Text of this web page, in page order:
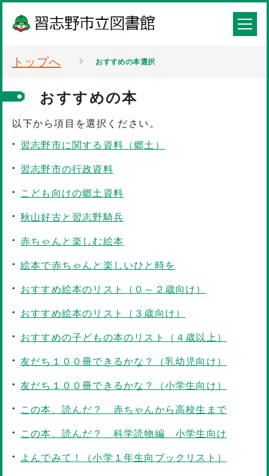
トップへ おすすめの本選択
おすすめの本
以下から項目を選択ください。
習志野市に関する資料（郷土）
習志野市の行政資料
こども向けの郷土資料
秋山好古と習志野騎兵
赤ちゃんと楽しむ絵本
絵本で赤ちゃんと楽しいひと時を
おすすめ絵本のリスト（０～２歳向け）
おすすめ絵本のリスト（３歳向け）
おすすめの子どもの本のリスト（４歳以上）
友だち１００冊できるかな？（乳幼児向け）
友だち１００冊できるかな？（小学生向け）
この本、読んだ？ 赤ちゃんから高校生まで
この本、読んだ？ 科学読物編 小学生向け
よんでみて！（小学１年生向ブックリスト）